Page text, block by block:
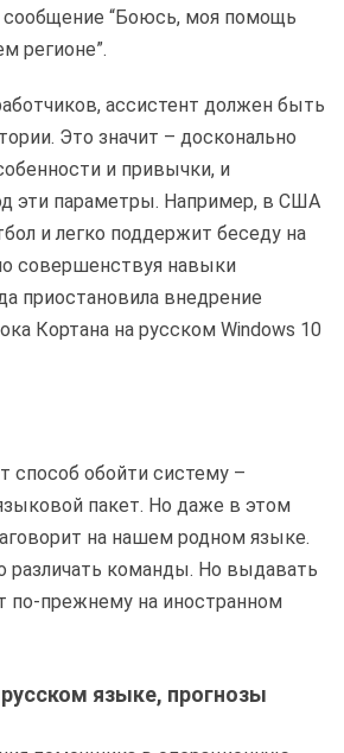
сообщение “Боюсь, моя помощь
регионе”.
ассистент должен быть
Это значит – досконально
и привычки, и
эти параметры. Например, в США
и легко поддержит беседу на
совершенствуя навыки
приостановила внедрение
Кортана на русском Windows 10
способ обойти систему –
пакет. Но даже в этом
на нашем родном языке.
различать команды. Но выдавать
по-прежнему на иностранном
языке, прогнозы